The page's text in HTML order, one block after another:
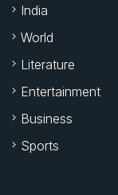
India
World
Literature
Entertainment
Business
Sports